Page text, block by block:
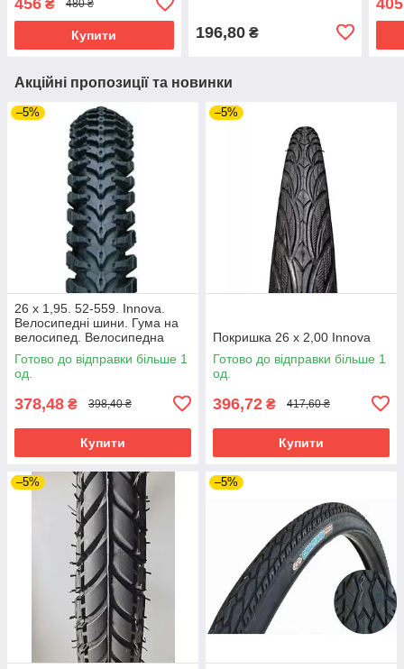
Покришка для велосипеда
26х1.95
₴ 480 ₴
Купити
гума Ялинка на велосипед
24"
196,80₴
Акційні пропозиції та новинки
–5%
26 х 1,95. 52-559. Innova.
Велосипедні шини. Гума на
велосипед. Велосипедна
гума. Велопокришка
Готово до відправки більше 1
од.
378,48 ₴ 398,40 ₴
Купити
–5%
Покришка 26 х 2,00 Innova
Готово до відправки більше 1
од.
396,72 ₴ 417,60 ₴
Купити
–5% –5%